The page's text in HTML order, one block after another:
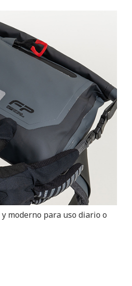
y moderno para uso diario o